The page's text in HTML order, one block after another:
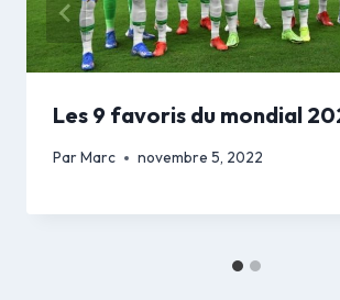
Les 9 favoris du mondial
ParMarc novembre 5, 2022